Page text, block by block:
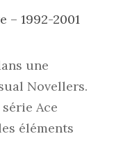
– 1992-2001
une
Novellers.
Ace
éléments